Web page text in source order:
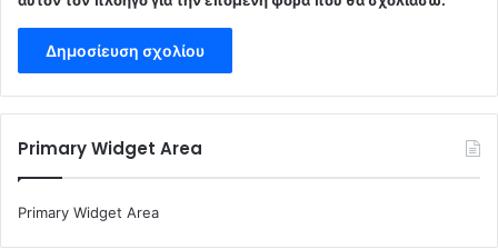
Primary Widget Area
Primary Widget Area